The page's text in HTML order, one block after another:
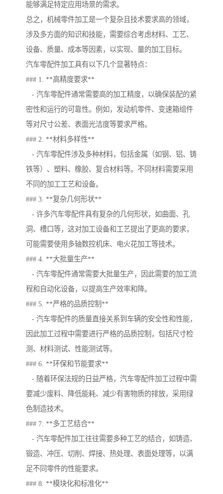
能够满足特定应用场景的需求。
总之，机械零件加工是一个复杂且技术要求高的领域，
涉及多方面的知识和技能，需要综合考虑材料、工艺、
设备、质量、成本等因素，以实现、量的加工目标。
汽车零配件加工具有以下几个显著特点：
### 1. **高精度要求**
- 汽车零配件通常需要高的加工精度，以确保装配的紧
密性和运行的可靠性。例如，发动机零件、变速箱组件
等对尺寸公差、表面光洁度等要求严格。
### 2. **材料多样性**
- 汽车零配件涉及多种材料，包括金属（如钢、铝、铸
铁等）、塑料、橡胶、复合材料等。不同材料需要采用
不同的加工工艺和设备。
### 3. **复杂几何形状**
- 许多汽车零配件具有复杂的几何形状，如曲面、孔
洞、槽口等，这对加工设备和工艺提出了更高的要求，
可能需要使用多轴数控机床、电火花加工等技术。
### 4. **大批量生产**
- 汽车零配件通常需要大批量生产，因此需要的加工流
程和自动化设备，以提高生产效率和降。
### 5. **严格的品质控制**
- 汽车零配件的质量直接关系到车辆的安全性和性能，
因此加工过程中需要进行严格的品质控制，包括尺寸检
测、材料测试、性能测试等。
### 6. **环保和节能要求**
- 随着环保法规的日益严格，汽车零配件加工过程中需
要减少废料、降低能耗、减少有害物质的排放，采用绿
色制造技术。
### 7. **多工艺结合**
- 汽车零配件加工往往需要多种工艺的结合，如铸造、
锻造、冲压、切削、焊接、热处理、表面处理等，以满
足不同零件的性能要求。
### 8. **模块化和标准化**